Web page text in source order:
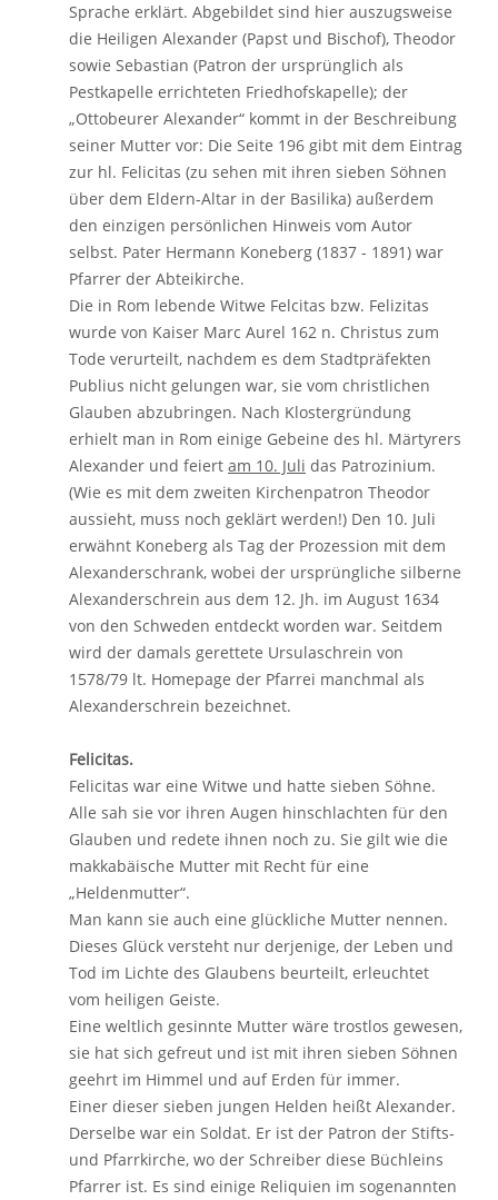
Sprache erklärt. Abgebildet sind hier auszugsweise
die Heiligen Alexander (Papst und Bischof), Theodor
sowie Sebastian (Patron der ursprünglich als
Pestkapelle errichteten Friedhofskapelle); der
„Ottobeurer Alexander“ kommt in der Beschreibung
seiner Mutter vor: Die Seite 196 gibt mit dem Eintrag
zur hl. Felicitas (zu sehen mit ihren sieben Söhnen
über dem Eldern-Altar in der Basilika) außerdem
den einzigen persönlichen Hinweis vom Autor
selbst. Pater Hermann Koneberg (1837 - 1891) war
Pfarrer der Abteikirche.
Die in Rom lebende Witwe Felcitas bzw. Felizitas
wurde von Kaiser Marc Aurel 162 n. Christus zum
Tode verurteilt, nachdem es dem Stadtpräfekten
Publius nicht gelungen war, sie vom christlichen
Glauben abzubringen. Nach Klostergründung
erhielt man in Rom einige Gebeine des hl. Märtyrers
Alexander und feiert am 10. Juli das Patrozinium.
(Wie es mit dem zweiten Kirchenpatron Theodor
aussieht, muss noch geklärt werden!) Den 10. Juli
erwähnt Koneberg als Tag der Prozession mit dem
Alexanderschrank, wobei der ursprüngliche silberne
Alexanderschrein aus dem 12. Jh. im August 1634
von den Schweden entdeckt worden war. Seitdem
wird der damals gerettete Ursulaschrein von
1578/79 lt. Homepage der Pfarrei manchmal als
Alexanderschrein bezeichnet.
Felicitas.
Felicitas war eine Witwe und hatte sieben Söhne.
Alle sah sie vor ihren Augen hinschlachten für den
Glauben und redete ihnen noch zu. Sie gilt wie die
makkabäische Mutter mit Recht für eine
„Heldenmutter“.
Man kann sie auch eine glückliche Mutter nennen.
Dieses Glück versteht nur derjenige, der Leben und
Tod im Lichte des Glaubens beurteilt, erleuchtet
vom heiligen Geiste.
Eine weltlich gesinnte Mutter wäre trostlos gewesen,
sie hat sich gefreut und ist mit ihren sieben Söhnen
geehrt im Himmel und auf Erden für immer.
Einer dieser sieben jungen Helden heißt Alexander.
Derselbe war ein Soldat. Er ist der Patron der Stifts-
und Pfarrkirche, wo der Schreiber diese Büchleins
Pfarrer ist. Es sind einige Reliquien im sogenannten